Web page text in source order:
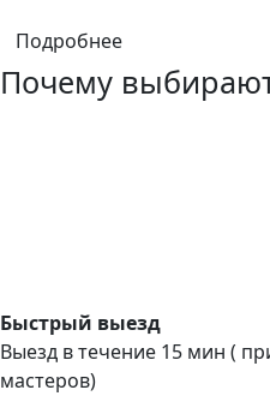
Подробнее
Почему
Быстрый выезд
Выезд в течение 15 мин (
мастеров)